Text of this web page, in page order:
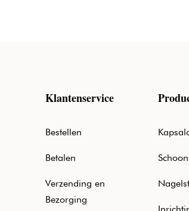
Klantenservice
Bestellen
Betalen
Verzending en
Bezorging